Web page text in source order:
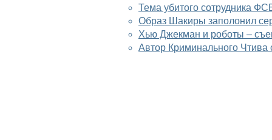
Тема убитого сотрудника
Образ Шакиры заполонил
Хью Джекман и роботы –
Автор Криминального Чтива